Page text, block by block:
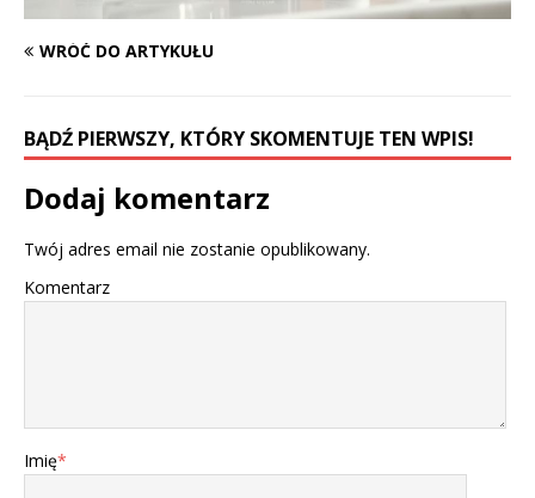
WRÓĆ DO ARTYKUŁU
BĄDŹ PIERWSZY, KTÓRY SKOMENTUJE TEN WPIS!
Dodaj komentarz
Twój adres email nie zostanie opublikowany.
Komentarz
Imię*